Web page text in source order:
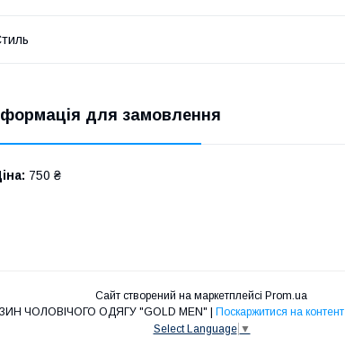
для замовлення
750 ₴
Сайт створений на маркетплейсі Prom.ua
ІНТЕРНЕТ-МАГАЗИН ЧОЛОВІЧОГО ОДЯГУ "GOLD MEN" | Поскаржитися на контент
Select Language ▼